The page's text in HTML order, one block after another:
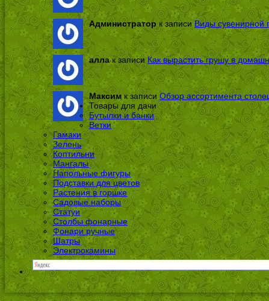
Администраторк записи Виды сувенирной
аллак записиКак вырастить грушу в
Максимк записи Обзор ассортимента
Товары для дачи
Бутылки и банки
Ветки
Гамаки
Зелень
Коптильни
Мангалы
Напольные фигуры
Подставки для цветов
Растения в горшке
Садовые наборы
Статуи
Столбы фонарные
Фонари ручные
Шатры
Электрокамины